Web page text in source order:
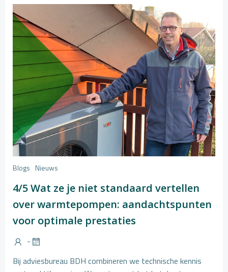
Blogs Nieuws
4/5 Wat ze je niet standaard vertellen
over warmtepompen: aandachtspunten
voor optimale prestaties
-
Bij adviesbureau BDH combineren we technische kennis